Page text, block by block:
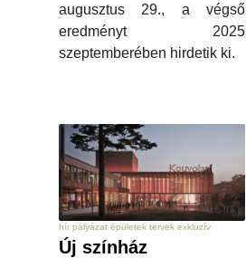
augusztus 29., a végső
eredményt 2025
szeptemberében hirdetik ki.
hír pályázat épületek tervek exkluzív
Új színház